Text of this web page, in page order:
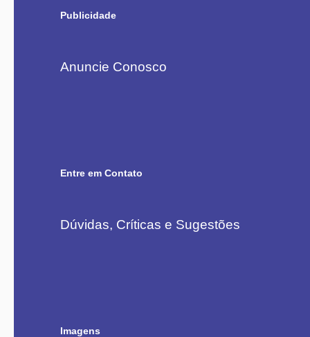
Publicidade
Anuncie Conosco
Entre em Contato
Dúvidas, Críticas e Sugestões
Imagens